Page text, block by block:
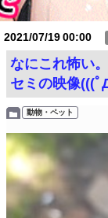
2021/07/1900:00
なにこれ怖い
セミの映像(((ﾟ
動物・ペット